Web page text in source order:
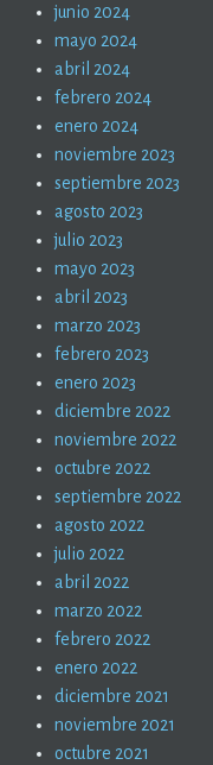
junio 2024
mayo 2024
abril 2024
febrero 2024
enero 2024
noviembre 2023
septiembre 2023
agosto 2023
julio 2023
mayo 2023
abril 2023
marzo 2023
febrero 2023
enero 2023
diciembre 2022
noviembre 2022
octubre 2022
septiembre 2022
agosto 2022
julio 2022
abril 2022
marzo 2022
febrero 2022
enero 2022
diciembre 2021
noviembre 2021
octubre 2021